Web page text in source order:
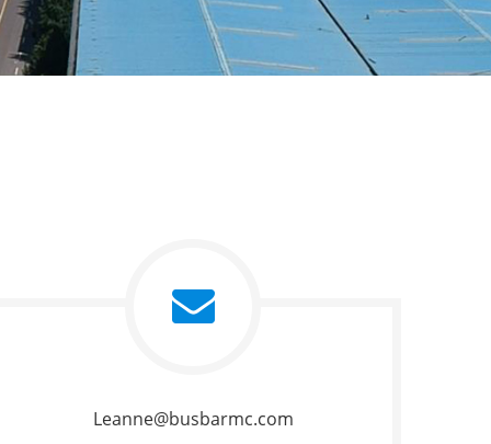
Leanne@busbarmc.com